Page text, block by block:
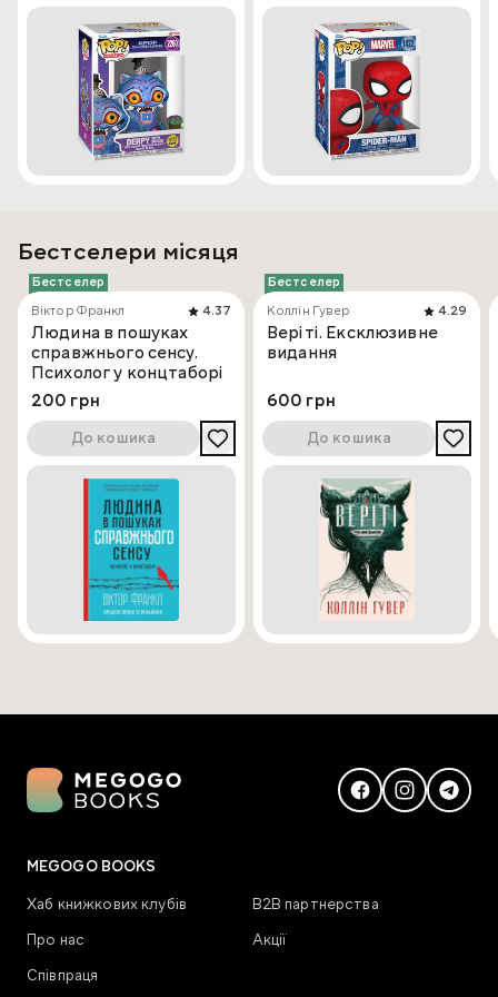
Бестселери місяця
Бестселер
Віктор Франкл
4.37
Людина в пошуках
справжнього сенсу.
Психолог у концтаборі
200 грн
До кошика
Бестселер
Коллін Гувер
4.29
Веріті. Ексклюзивне
видання
600 грн
До кошика
MEGOGO BOOKS
Хаб книжкових клубів
В2В партнерства
Про нас
Акції
Співпраця